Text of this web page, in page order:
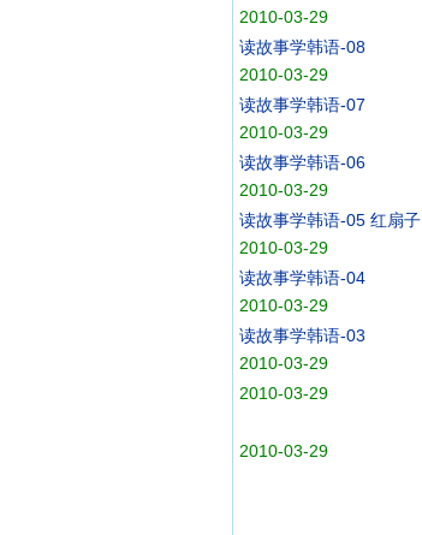
2010-03-29
读故事学韩语-08
2010-03-29
读故事学韩语-07
2010-03-29
读故事学韩语-06
2010-03-29
读故事学韩语-05 红扇子
2010-03-29
读故事学韩语-04
2010-03-29
读故事学韩语-03
2010-03-29
2010-03-29
2010-03-29